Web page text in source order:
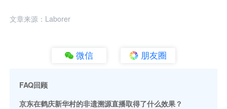
文章来源：Laborer
微信 朋友圈
FAQ回顾
京东在鹤庆新华村的非遗溯源直播取得了什么效果？